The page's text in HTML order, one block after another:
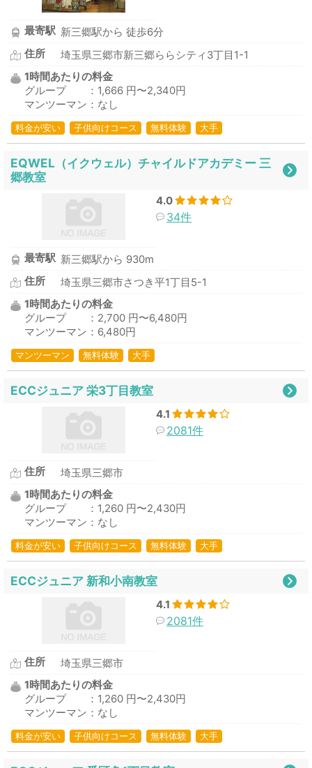
最寄駅 新三郷駅から 徒歩6分
住所
埼玉県三郷市新三郷ららシティ3丁目1-1
1時間あたりの料金
グループ ：1,666 円〜2,340円
マンツーマン：なし
料金が安い 子供向けコース 無料体験 大手
EQWEL（イクウェル）チャイルドアカデミー 三
郷教室
4.0
34件
最寄駅 新三郷駅から 930m
住所
埼玉県三郷市さつき平1丁目5-1
1時間あたりの料金
グループ ：2,700 円〜6,480円
マンツーマン：6,480円
マンツーマン 無料体験 大手
ECCジュニア 栄3丁目教室
4.1
2081件
住所
埼玉県三郷市
1時間あたりの料金
グループ ：1,260 円〜2,430円
マンツーマン：なし
料金が安い 子供向けコース 無料体験 大手
ECCジュニア 新和小南教室
4.1
2081件
住所
埼玉県三郷市
1時間あたりの料金
グループ ：1,260 円〜2,430円
マンツーマン：なし
料金が安い 子供向けコース 無料体験 大手